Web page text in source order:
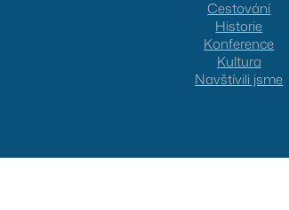
Cestování
Historie
Konference
Kultura
Navštívili jsme